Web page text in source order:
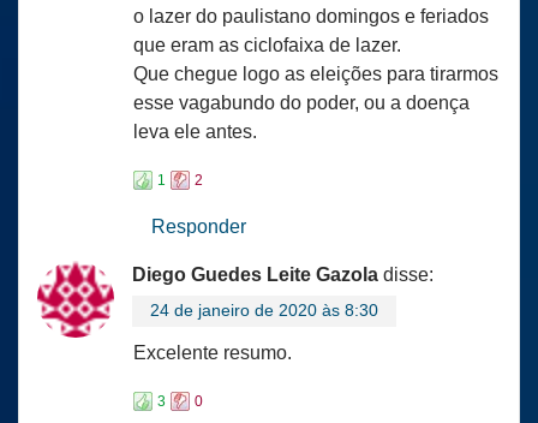
o lazer do paulistano domingos e feriados
que eram as ciclofaixa de lazer.
Que chegue logo as eleições para tirarmos
esse vagabundo do poder, ou a doença
leva ele antes.
1 2
Responder
Diego Guedes Leite Gazola disse:
24 de janeiro de 2020 às 8:30
Excelente resumo.
3 0